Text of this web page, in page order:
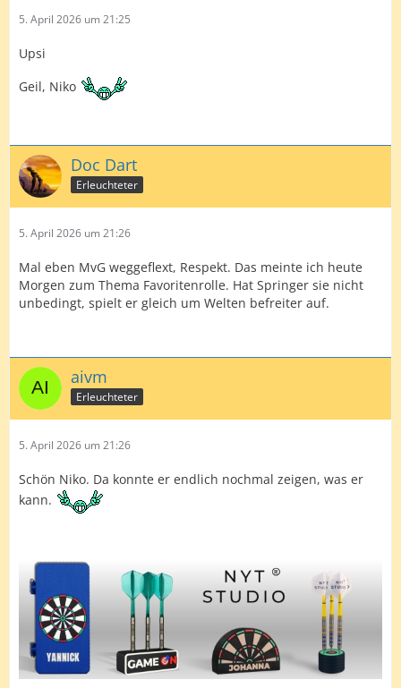
5. April 2026 um 21:25
Upsi
Geil, Niko
Doc Dart
Erleuchteter
5. April 2026 um 21:26
Mal eben MvG weggeflext, Respekt. Das meinte ich heute
Morgen zum Thema Favoritenrolle. Hat Springer sie nicht
unbedingt, spielt er gleich um Welten befreiter auf.
aivm
Erleuchteter
5. April 2026 um 21:26
Schön Niko. Da konnte er endlich nochmal zeigen, was er
kann.